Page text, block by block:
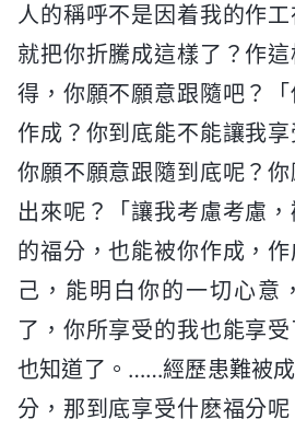
人的稱呼不是因着我的作
就把你折騰成這樣了？作
得，你願不願意跟隨吧？
作成？你到底能不能讓我享
你願不願意跟隨到底呢？
出來呢？「讓我考慮考慮
的福分，也能被你作成，
己，能明白你的一切心意
了，你所享受的我也能享
也知道了。……經歷患難被
分，那到底享受什麽福分